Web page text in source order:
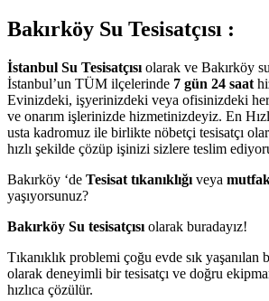
Bakırköy Su Tesisatçısı :
İstanbul Su Tesisatçısı olarak ve Bakırköy
İstanbul’un TÜM ilçelerinde 7 gün 24 saat
Evinizdeki, işyerinizdeki veya ofisinizdeki
ve onarım işlerinizde hizmetinizdeyiz. En
usta kadromuz ile birlikte nöbetçi tesisatçı
hızlı şekilde çözüp işinizi sizlere teslim
Bakırköy ‘de Tesisat tıkanıklığı veya mutfak
yaşıyorsunuz?
Bakırköy Su tesisatçısı olarak buradayız!
Tıkanıklık problemi çoğu evde sık
olarak deneyimli bir tesisatçı ve doğru
hızlıca çözülür.